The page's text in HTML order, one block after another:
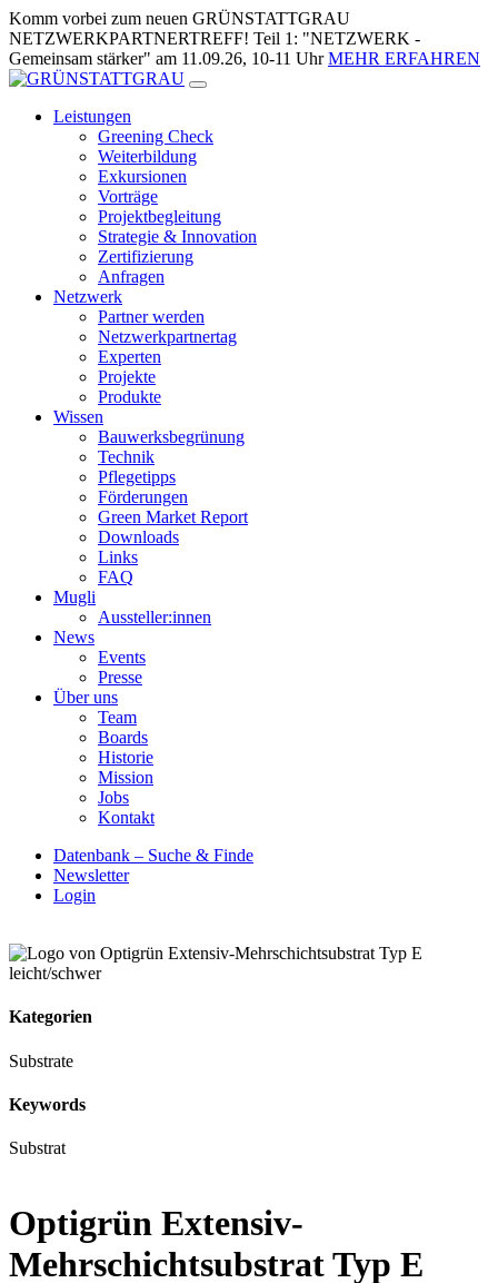
Zum
Inhalt
springen
Komm vorbei zum neuen GRÜNSTATTGRAU
NETZWERKPARTNERTREFF! Teil 1: "NETZWERK -
Gemeinsam stärker" am 11.09.26, 10-11 UhrMEHR ERFAHREN
Leistungen
Greening Check
Weiterbildung
Exkursionen
Vorträge
Projektbegleitung
Strategie & Innovation
Zertifizierung
Anfragen
Netzwerk
Partner werden
Netzwerkpartnertag
Experten
Projekte
Produkte
Wissen
Bauwerksbegrünung
Technik
Pflegetipps
Förderungen
Green Market Report
Downloads
Links
FAQ
Mugli
Aussteller:innen
News
Events
Presse
Über uns
Team
Boards
Historie
Mission
Jobs
Kontakt
Datenbank – Suche & Finde
Newsletter
Login
Kategorien
Substrate
Keywords
Substrat
Optigrün Extensiv-
Mehrschichtsubstrat Typ E